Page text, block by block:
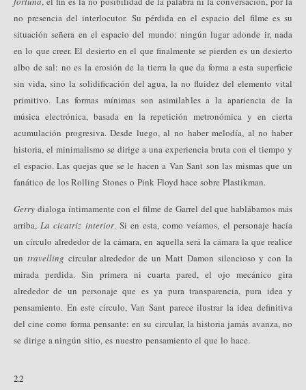
no presencia del interlocutor. Su pérdida en el espacio del filme es su
situación señera en el espacio del mundo: ningún lugar adonde ir, nada
en lo que creer. El desierto en el que finalmente se pierden es un desierto
albo de sal: no es la erosión de la tierra la que da forma a esta superficie
sin vida, sino la solidificación del agua, la no fluidez del elemento vital
primitivo. Las formas mínimas son asimilables a la apariencia de la
música electrónica, basada en la repetición metronómica y en cierta
acumulación progresiva. Desde luego, al no haber melodía, al no haber
historia, el minimalismo se dirige a una experiencia bruta con el tiempo y
el espacio. Las quejas que se le hacen a Van Sant son las mismas que un
fanático de los Rolling Stones o Pink Floyd hace sobre Plastikman.
Gerry dialoga íntimamente con el filme de Garrel del que hablábamos más
arriba,La cicatriz interior. Si en esta, como veíamos, el personaje hacía
un círculo alrededor de la cámara, en aquella será la cámara la que realice
un travelling circular alrededor de un Matt Damon silencioso y con la
mirada perdida. Sin primera ni cuarta pared, el ojo mecánico gira
alrededor de un personaje que es ya pura transparencia, pura idea y
pensamiento. En este círculo, Van Sant parece ilustrar la idea definitiva
del cine como forma pensante: en su circular, la historia jamás avanza, no
se dirige a ningún sitio, es nuestro pensamiento el que lo hace.
2.2